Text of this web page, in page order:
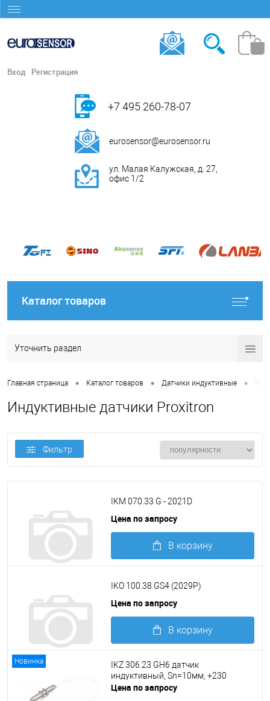
Вход Регистрация
+7 495 260-78-07
eurosensor@eurosensor.ru
ул. Малая Калужская, д. 27,
офис 1/2
Каталог товаров
Уточнить раздел
Главная страница • Каталог товаров • Датчики индуктивные •
Индуктивные датчики Proxitron
Фильтр
IKM 070.33 G - 2021D
Цена по запросу
В корзину
IKO 100.38 GS4 (2029P)
Цена по запросу
В корзину
Подробнее
Новинка
IKZ 306.23 GH6 датчик
индуктивный, Sn=10мм, +230
Цена по запросу